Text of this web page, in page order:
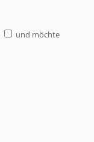
und möchte